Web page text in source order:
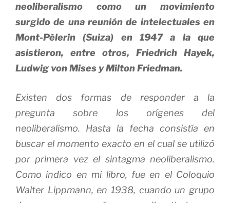
neoliberalismo como un movimiento
surgido de una reunión de intelectuales en
Mont-Pèlerin (Suiza) en 1947 a la que
asistieron, entre otros, Friedrich Hayek,
Ludwig von Mises y Milton Friedman.
Existen dos formas de responder a la
pregunta sobre los orígenes del
neoliberalismo. Hasta la fecha consistía en
buscar el momento exacto en el cual se utilizó
por primera vez el sintagma neoliberalismo.
Como indico en mi libro, fue en el Coloquio
Walter Lippmann, en 1938, cuando un grupo